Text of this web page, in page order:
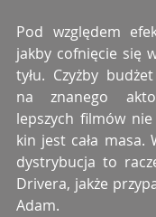
Pod względem
jakby cofnięcie się
tyłu. Czyżby
na znanego
lepszych filmów
kin jest cała masa.
dystrybucja to
Drivera, jakże
Adam.